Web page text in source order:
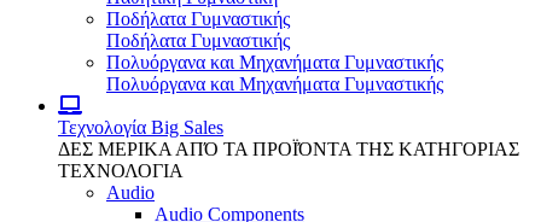
Ποδήλατα Γυμναστικής
Ποδήλατα Γυμναστικής
Πολυόργανα και Μηχανήματα Γυμναστικής
Πολυόργανα και Μηχανήματα Γυμναστικής
Τεχνολογία Big Sales
ΔΕΣ ΜΕΡΙΚΑ ΑΠΌ ΤΑ ΠΡΟΪΌΝΤΑ ΤΗΣ ΚΑΤΗΓΟΡΙΑΣ
ΤΕΧΝΟΛΟΓΙΑ
Audio
Audio Components